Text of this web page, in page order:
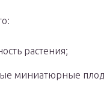
растения;
миниатюрные